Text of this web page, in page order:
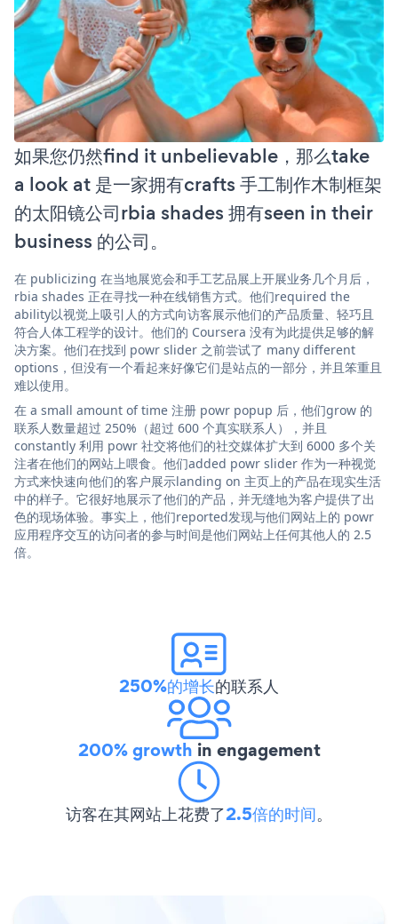
如果您仍然find it unbelievable，那么take
a look at 是一家拥有crafts 手工制作木制框架
的太阳镜公司rbia shades 拥有seen in their
business 的公司。
在 publicizing 在当地展览会和手工艺品展上开展业务几个月后，
rbia shades 正在寻找一种在线销售方式。他们required the
ability以视觉上吸引人的方式向访客展示他们的产品质量、轻巧且
符合人体工程学的设计。他们的 Coursera 没有为此提供足够的解
决方案。他们在找到 powr slider 之前尝试了 many different
options，但没有一个看起来好像它们是站点的一部分，并且笨重且
难以使用。
在 a small amount of time 注册 powr popup 后，他们grow 的
联系人数量超过 250%（超过 600 个真实联系人），并且
constantly 利用 powr 社交将他们的社交媒体扩大到 6000 多个关
注者在他们的网站上喂食。他们added powr slider 作为一种视觉
方式来快速向他们的客户展示landing on 主页上的产品在现实生活
中的样子。它很好地展示了他们的产品，并无缝地为客户提供了出
色的现场体验。事实上，他们reported发现与他们网站上的 powr
应用程序交互的访问者的参与时间是他们网站上任何其他人的 2.5
倍。
250%的增长的联系人
200% growth in engagement
访客在其网站上花费了2.5倍的时间。